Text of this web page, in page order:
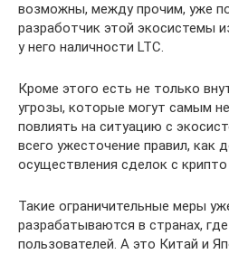
возможны, между прочим, уже
разработчик этой экосистемы
у него наличности LTC.
Кроме этого есть не только
угрозы, которые могут самым
повлиять на ситуацию с
всего ужесточение правил, как
осуществления сделок с
Такие ограничительные меры
разрабатываются в странах,
пользователей. А это Китай и